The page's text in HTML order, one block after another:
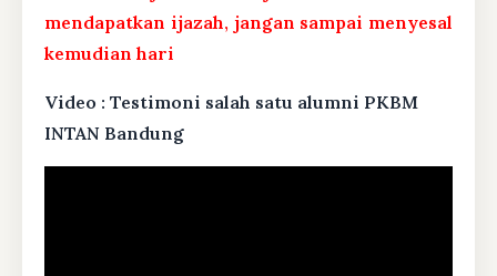
mendapatkan ijazah, jangan sampai menyesal
kemudian hari
Video : Testimoni salah satu alumni PKBM
INTAN Bandung